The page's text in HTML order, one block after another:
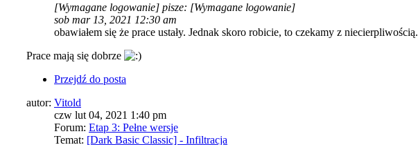
[Wymagane logowanie] pisze: [Wymagane logowanie]
sob mar 13, 2021 12:30 am
obawiałem się że prace ustały. Jednak skoro robicie, to czekamy z niecierpliwością.
Prace mają się dobrze
Przejdź do posta
autor: Vitold
czw lut 04, 2021 1:40 pm
Forum: Etap 3: Pełne wersje
Temat: [Dark Basic Classic] - Infiltracja